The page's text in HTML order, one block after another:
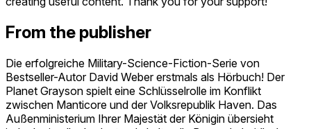
From the publisher
Die erfolgreiche Military-Science-Fiction-Serie von
Bestseller-Autor David Weber erstmals als Hörbuch! Der
Planet Grayson spielt eine Schlüsselrolle im Konflikt
zwischen Manticore und der Volksrepublik Haven. Das
Außenministerium Ihrer Majestät der Königin übersieht